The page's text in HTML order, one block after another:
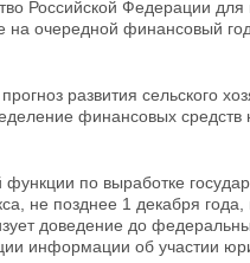
Российской Федерации
очередной финансовый
развития сельского
финансовых
по выработке
не позднее 1 декабря
доведение до
информации об участии